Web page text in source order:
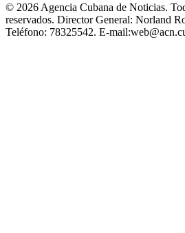
© 2026 Agencia Cubana de Noticias.
reservados. Director General: Norland
Teléfono: 78325542. E-mail: